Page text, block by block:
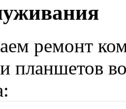
ремонт
планшетов